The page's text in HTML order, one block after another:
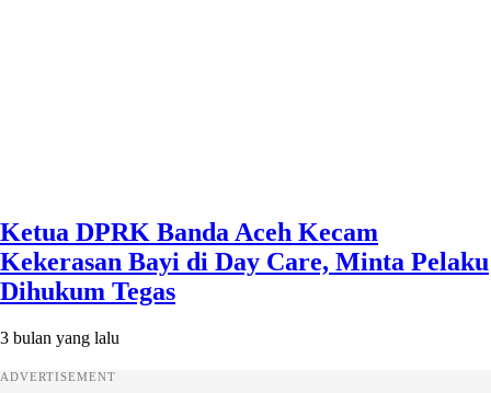
Ketua DPRK Banda Aceh Kecam
Kekerasan Bayi di Day Care, Minta Pelaku
Dihukum Tegas
3 bulan yang lalu
ADVERTISEMENT